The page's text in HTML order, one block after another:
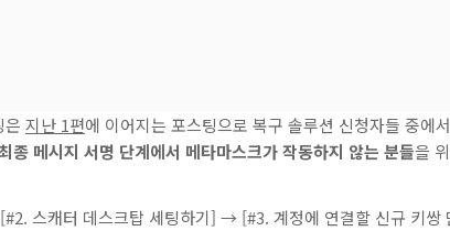
은 지난 1편에 이어지는 포스팅으로 복구 솔루션 신청자들 중에서
종 메시지 서명 단계에서 메타마스크가 작동하지 않는 분들을
스캐터 데스크탑 세팅하기] → [#3. 계정에 연결할 신규 키